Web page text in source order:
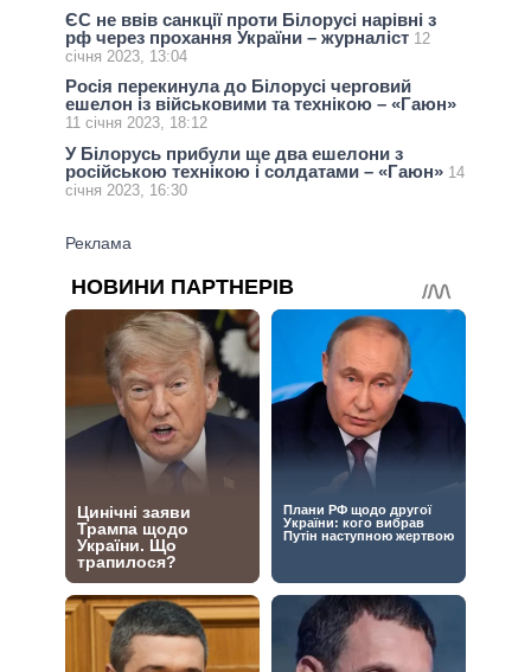
ЄС не ввів санкції проти Білорусі нарівні з
рф через прохання України – журналіст 12
січня 2023, 13:04
Росія перекинула до Білорусі черговий
ешелон із військовими та технікою – «Гаюн»
11 січня 2023, 18:12
У Білорусь прибули ще два ешелони з
російською технікою і солдатами – «Гаюн» 14
січня 2023, 16:30